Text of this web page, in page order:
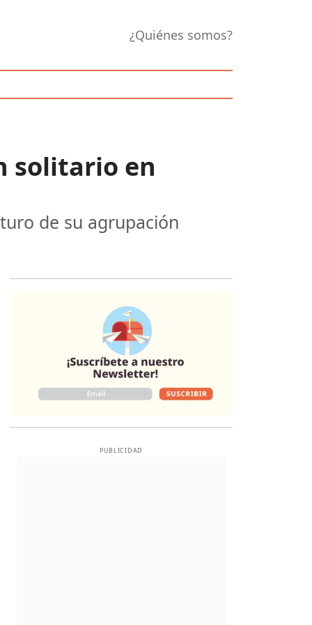
¿Quiénes somos?
solitario en
de su agrupación
PUBLICIDAD